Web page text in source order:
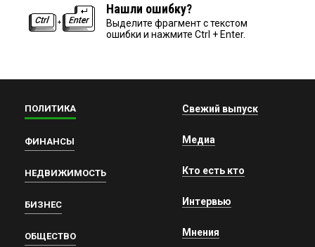
Нашли ошибку?
Выделите фрагмент с текстом
ошибки и нажмите Ctrl + Enter.
ПОЛИТИКА
ФИНАНСЫ
НЕДВИЖИМОСТЬ
БИЗНЕС
ОБЩЕСТВО
Свежий выпуск
Медиа
Кто есть кто
Интервью
Мнения